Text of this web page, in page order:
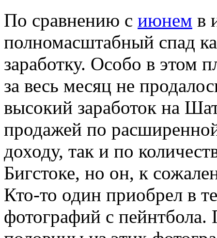
По сравнению с июнем в
полномасштабный спад
заработку. Особо в этом
за весь месяц не
высокий заработок на
продажей по
доходу, так и по
Бигстоке, но он, к
Кто-то один приобрел в
фотографий с